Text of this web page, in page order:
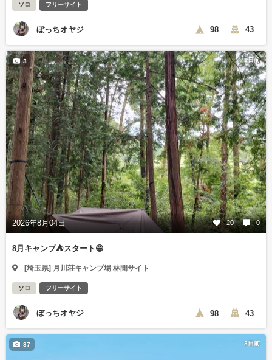
ソロ フリーサイト
ぼっちオヤジ 98 43
1日前
2026年8月04日 20 0
3
8月キャンプ⛺️スタート😁
[埼玉県] 月川荘キャンプ場 林間サイト
ソロ フリーサイト
ぼっちオヤジ 98 43
3日前
37